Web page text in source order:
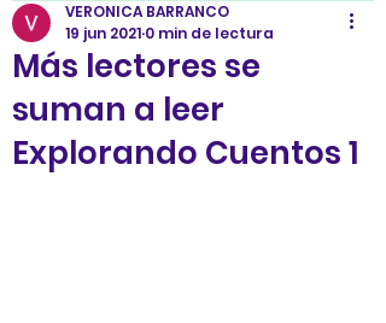
Más lectores se
suman a leer
Explorando Cuentos 1
VERONICA BARRANCO
19 jun 2021 0 min de lectura